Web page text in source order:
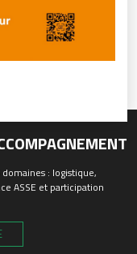
: logistique,
ASSE et participation